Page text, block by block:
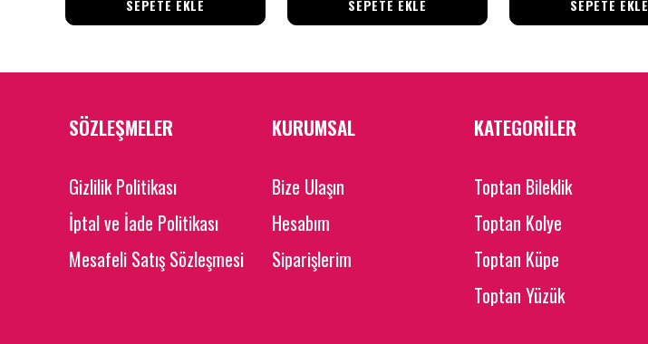
SEPETE EKLE SEPETE EKLE SEPETE EKLE
SÖZLEŞMELER
Gizlilik Politikası
İptal ve İade Politikası
Mesafeli Satış Sözleşmesi
KURUMSAL
Bize Ulaşın
Hesabım
Siparişlerim
KATEGORİLER
Toptan Bileklik
Toptan Kolye
Toptan Küpe
Toptan Yüzük